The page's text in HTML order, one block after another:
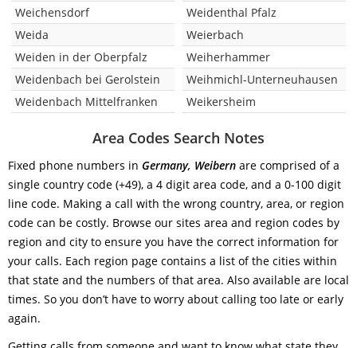
Weichensdorf
Weida
Weiden in der Oberpfalz
Weidenbach bei Gerolstein
Weidenbach Mittelfranken
Weidenthal Pfalz
Weierbach
Weiherhammer
Weihmichl-Unterneuhausen
Weikersheim
Area Codes Search Notes
Fixed phone numbers in Germany, Weibern are comprised of a
single country code (+49), a 4 digit area code, and a 0-100 digit
line code. Making a call with the wrong country, area, or region
code can be costly. Browse our sites area and region codes by
region and city to ensure you have the correct information for
your calls. Each region page contains a list of the cities within
that state and the numbers of that area. Also available are local
times. So you don’t have to worry about calling too late or early
again.